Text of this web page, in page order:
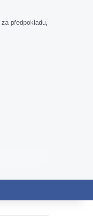
předpokladu,